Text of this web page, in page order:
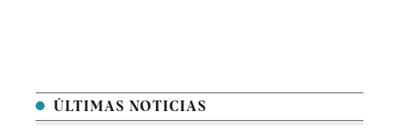
ÚLTIMAS NOTICIAS